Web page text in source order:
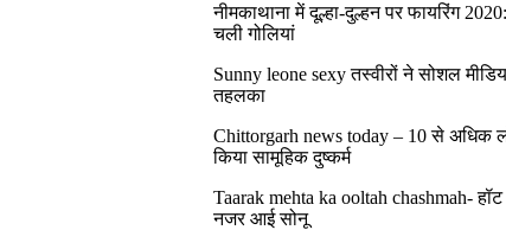
नीमकाथाना में दूल्हा-दुल्हन पर फायरिंग
चली गोलियां
Sunny leone sexy तस्वीरों ने सोशल
तहलका
Chittorgarh news today – 10 से अधिक
किया सामूहिक दुष्कर्म
Taarak mehta ka ooltah chashmah-
नजर आई सोनू